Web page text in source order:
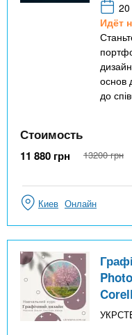
20
Идёт
основ
до
Стоимость
11 880 грн 13200 грн
Киев Онлайн